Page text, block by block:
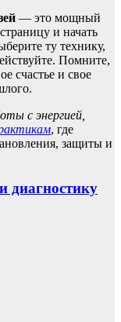
— это мощный
и начать
ту технику,
Помните,
счастье и свое
с энергией,
, где
защиты и
диагностику